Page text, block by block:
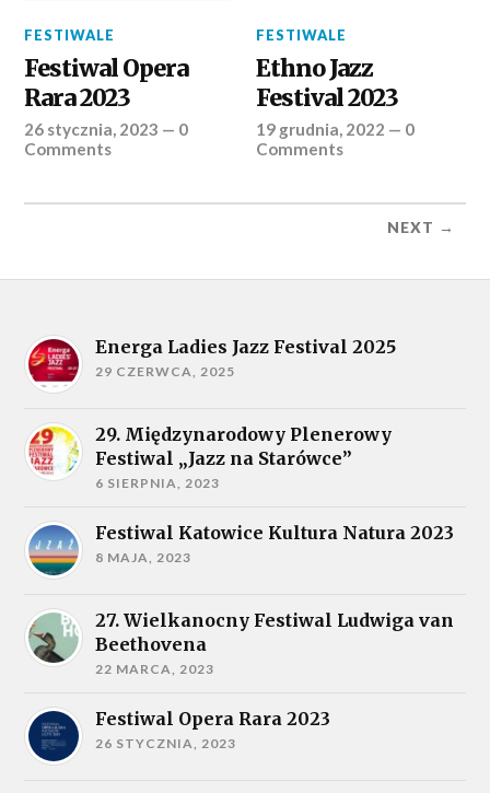
FESTIWALE
Festiwal Opera
Rara 2023
26 stycznia, 2023 — 0
Comments
FESTIWALE
Ethno Jazz
Festival 2023
19 grudnia, 2022 — 0
Comments
NEXT →
Energa Ladies Jazz Festival 2025
29 CZERWCA, 2025
29. Międzynarodowy Plenerowy
Festiwal „Jazz na Starówce”
6 SIERPNIA, 2023
Festiwal Katowice Kultura Natura 2023
8 MAJA, 2023
27. Wielkanocny Festiwal Ludwiga van
Beethovena
22 MARCA, 2023
Festiwal Opera Rara 2023
26 STYCZNIA, 2023